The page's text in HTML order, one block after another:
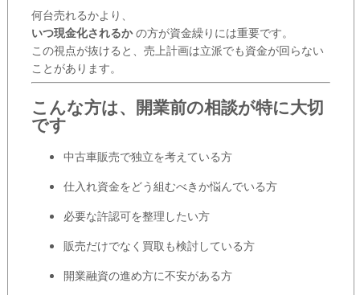
何台売れるかより、
いつ現金化されるかの方が資金繰りには重要です。
この視点が抜けると、売上計画は立派でも資金が回らない
ことがあります。
こんな方は、開業前の相談が特に大切
です
中古車販売で独立を考えている方
仕入れ資金をどう組むべきか悩んでいる方
必要な許認可を整理したい方
販売だけでなく買取も検討している方
開業融資の進め方に不安がある方